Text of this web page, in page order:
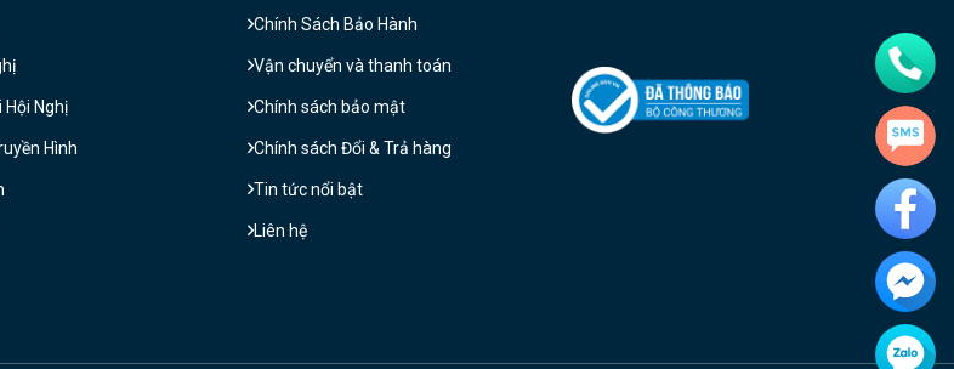
Hội Nghị
Hình
Chính Sách Bảo Hành
Vận chuyển và thanh toán
Chính sách bảo mật
Chính sách Đổi & Trả hàng
Tin tức nổi bật
Liên hệ